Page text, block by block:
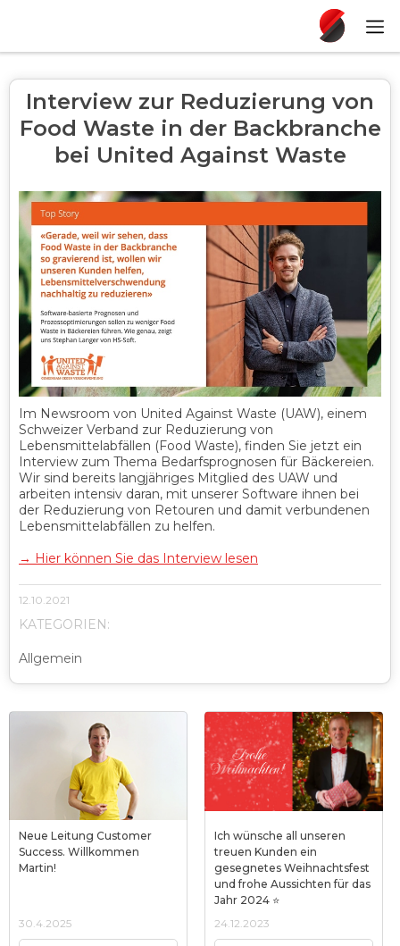
Interview zur Reduzierung von
Food Waste in der Backbranche
bei United Against Waste
Im Newsroom von United Against Waste (UAW), einem
Schweizer Verband zur Reduzierung von
Lebensmittelabfällen (Food Waste), finden Sie jetzt ein
Interview zum Thema Bedarfsprognosen für Bäckereien.
Wir sind bereits langjähriges Mitglied des UAW und
arbeiten intensiv daran, mit unserer Software ihnen bei
der Reduzierung von Retouren und damit verbundenen
Lebensmittelabfällen zu helfen.
→ Hier können Sie das Interview lesen
12.10.2021
KATEGORIEN:
Allgemein
Neue Leitung Customer
Success. Willkommen
Martin!
30.4.2025
Ich wünsche all unseren
treuen Kunden ein
gesegnetes Weihnachtsfest
und frohe Aussichten für das
Jahr 2024 ⭐
24.12.2023